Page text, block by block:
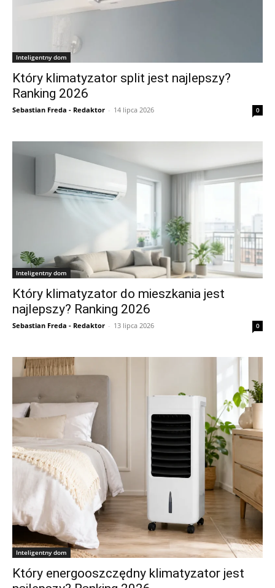
Inteligentny dom
Który klimatyzator split jest najlepszy?
Ranking 2026
Sebastian Freda - Redaktor - 14 lipca 2026 0
Inteligentny dom
Który klimatyzator do mieszkania jest
najlepszy? Ranking 2026
Sebastian Freda - Redaktor - 13 lipca 2026 0
Inteligentny dom
Który energooszczędny klimatyzator jest